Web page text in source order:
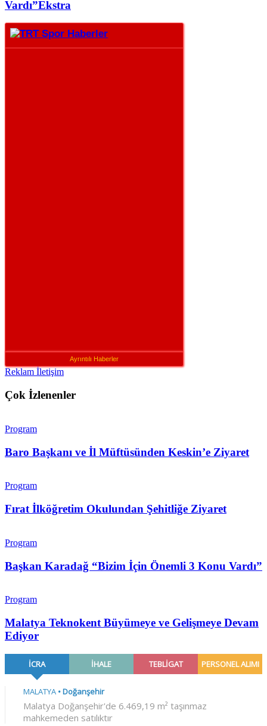
Vardı”Ekstra
Ayrıntılı Haberler
Reklam İletişim
Çok İzlenenler
Program
Baro Başkanı ve İl Müftüsünden Keskin’e Ziyaret
Program
Fırat İlköğretim Okulundan Şehitliğe Ziyaret
Program
Başkan Karadağ “Bizim İçin Önemli 3 Konu Vardı”
Program
Malatya Teknokent Büyümeye ve Gelişmeye Devam
Ediyor